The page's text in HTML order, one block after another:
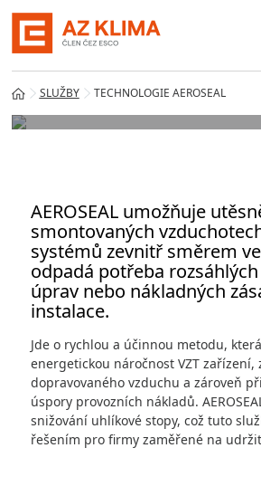
Služby
Naše řešení
AZ KLIMA
Kontakty
SLUŽBY TECHNOLOGIE AEROSEAL
Inovativní technologie utěsňování
vzduchotechnických systémů.
VÍCE INFORMACÍ
AEROSEAL umožňuje
smontovaných
systémů zevnitř směrem
odpadá potřeba
úprav nebo nákladných
instalace.
Jde o rychlou a účinnou metodu,
energetickou náročnost VZT
dopravovaného vzduchu a zároveň
úspory provozních nákladů.
snižování uhlíkové stopy, což tuto
řešením pro firmy zaměřené na